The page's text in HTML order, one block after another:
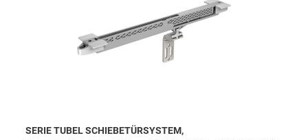
SERIE TUBEL SCHIEBETÜRSYSTEM,